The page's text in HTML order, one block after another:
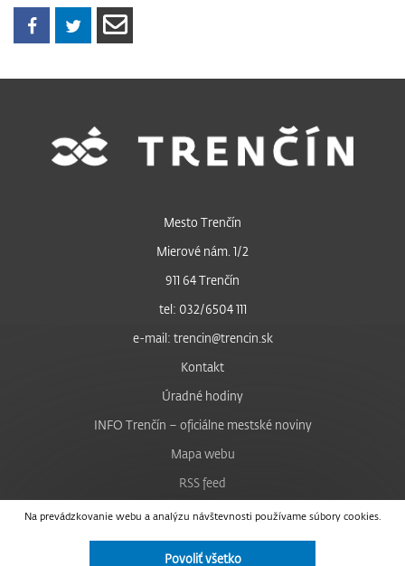
Na prevádzkovanie webu a analýzu návštevnosti používame súbory cookies.
Povoliť všetko
Mesto Trenčín
Mierové nám. 1/2
911 64 Trenčín
tel: 032/6504 111
e-mail: trencin@trencin.sk
Kontakt
Úradné hodiny
INFO Trenčín – oficiálne mestské noviny
Mapa webu
RSS feed
Nastavenie cookies
Facebook